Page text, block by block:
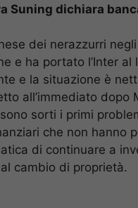
Suning dichiara
dei nerazzurri
e ha portato l’Inter al
e la situazione è
all’immediato dopo
sorti i primi
che non hanno
di continuare a
cambio di proprietà.